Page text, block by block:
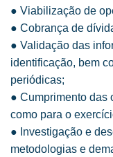
● Viabilização de
● Cobrança de
● Validação das
identificação, bem
periódicas;
● Cumprimento das
como para o
● Investigação e
metodologias e